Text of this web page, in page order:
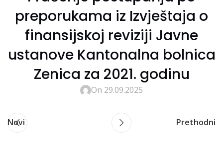
preporukama iz Izvještaja o
finansijskoj reviziji Javne
ustanove Kantonalna bolnica
Zenica za 2021. godinu
On 29.09.2025
Novi Prethodni